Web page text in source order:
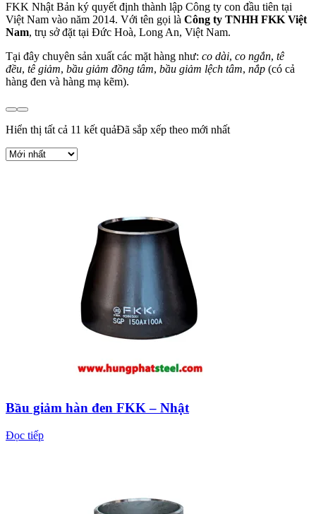
FKK Nhật Bản ký quyết định thành lập Công ty con đầu tiên tại
Việt Nam vào năm 2014. Với tên gọi là Công ty TNHH FKK Việt
Nam, trụ sở đặt tại Đức Hoà, Long An, Việt Nam.
Tại đây chuyên sản xuất các mặt hàng như: co dài, co ngắn, tê
đều, tê giảm, bầu giảm đồng tâm, bầu giảm lệch tâm, nắp (có cả
hàng đen và hàng mạ kẽm).
Hiển thị tất cả 11 kết quảĐã sắp xếp theo mới nhất
Bầu giảm hàn đen FKK – Nhật
Đọc tiếp